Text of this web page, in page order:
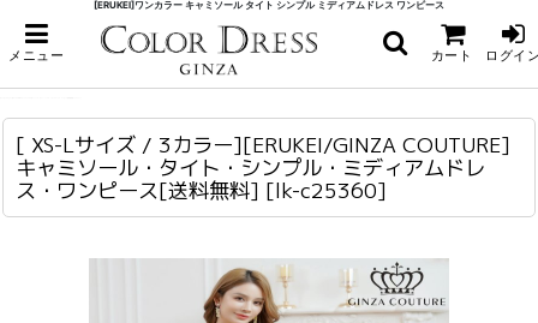
[ERUKEI]ワンカラー キャミソール タイト シンプル ミディアムドレス ワンピース
メニュー カート ログイ
ホーム
ミディアム
> [ XS-Lサイズ / 3カラー][ERUKEI/GINZA COUTURE]キャミソール・タイト・シ
ンプル・ミディアムドレス・ワンピース[送料無料]
[ XS-Lサイズ / 3カラー][ERUKEI/GINZA COUTURE]
キャミソール・タイト・シンプル・ミディアムドレ
ス・ワンピース[送料無料] [lk-c25360]